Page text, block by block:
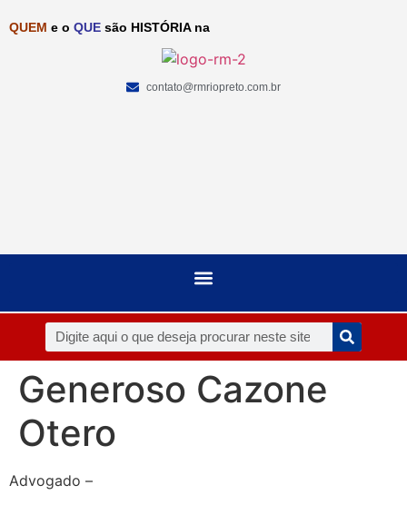
QUEM e o QUE são HISTÓRIA na
contato@rmriopreto.com.br
Generoso Cazone
Otero
Advogado –